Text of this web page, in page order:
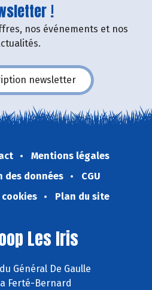
!
nos événements et nos
newsletter
Mentions légales
des données
CGU
Plan du site
Les Iris
Général De Gaulle
Ferté-Bernard